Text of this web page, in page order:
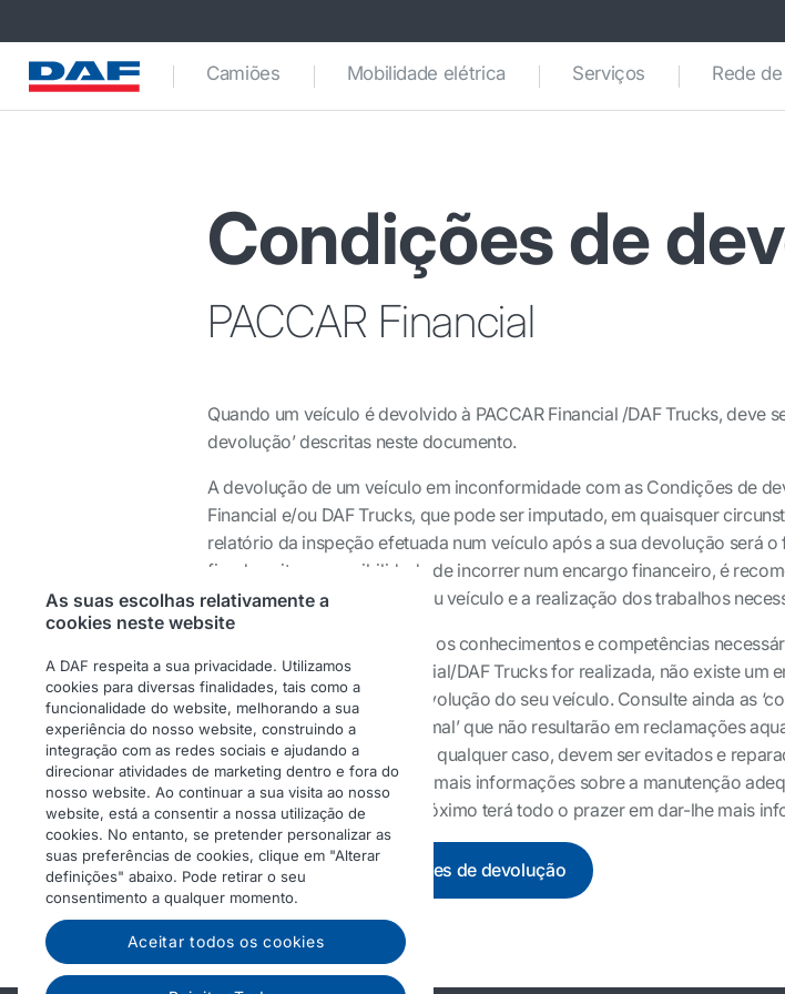
Camiões Mobilidade elétrica Serviços Rede
Condições de
PACCAR Financial
Quando um veículo é devolvido à PACCAR Financial /DAF Trucks,
devolução’ descritas neste documento.
A devolução de um veículo em inconformidade com as Condições de
Financial e/ou DAF Trucks, que pode ser imputado, em quaisquer
relatório da inspeção efetuada num veículo após a sua devolução será
fim de evitar a possibilidade de incorrer num encargo financeiro, é
devolução, a inspeção do seu veículo e a realização dos trabalhos
Um concessionário DAF tem os conhecimentos e competências
inspeção da PACCAR Financial/DAF Trucks for realizada, não existe
tratamento adequado da devolução do seu veículo. Consulte ainda as
ilustrativos de ‘desgaste normal’ que não resultarão em reclamações
de danos no veículo que, em qualquer caso, devem ser evitados e
veículo. É possível consultar mais informações sobre a manutenção
concessionário DAF mais próximo terá todo o prazer em dar-lhe mais
Transferir as condições de devolução
As suas escolhas relativamente a
cookies neste website
A DAF respeita a sua privacidade. Utilizamos
cookies para diversas finalidades, tais como a
funcionalidade do website, melhorando a sua
experiência do nosso website, construindo a
integração com as redes sociais e ajudando a
direcionar atividades de marketing dentro e fora do
nosso website. Ao continuar a sua visita ao nosso
website, está a consentir a nossa utilização de
cookies. No entanto, se pretender personalizar as
suas preferências de cookies, clique em "Alterar
definições" abaixo. Pode retirar o seu
consentimento a qualquer momento.
Aceitar todos os cookies